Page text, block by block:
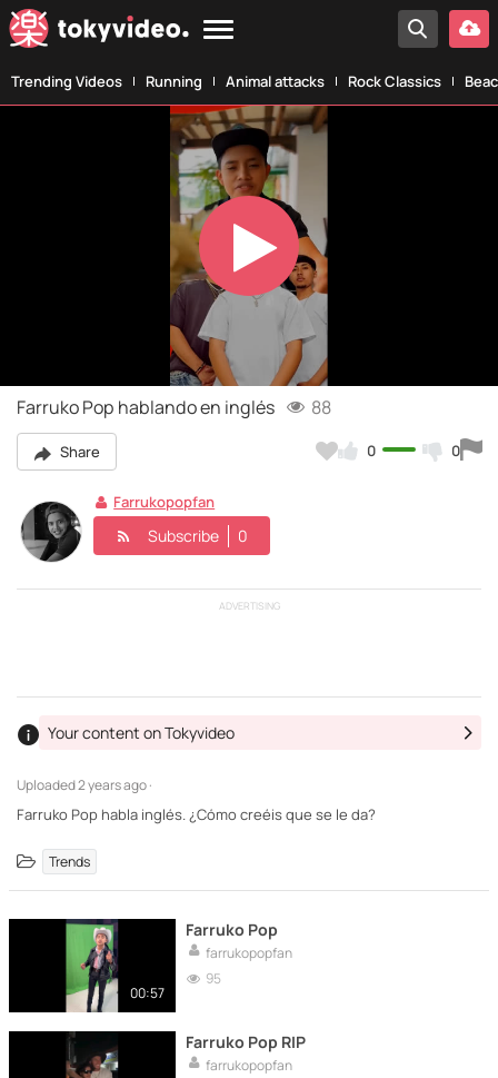
Trending Videos Running Animal attacks Rock Classics
Play
Video
Farruko Pop hablando en inglés 88
Share 0 0
Farrukopopfan
Subscribe 0
ADVERTISING
Uploaded2 years ago ·
Your content on Tokyvideo
Farruko Pop habla inglés. ¿Cómo creéis que se le da?
Trends
00:57
Farruko Pop
farrukopopfan
95
Farruko Pop RIP
farrukopopfan